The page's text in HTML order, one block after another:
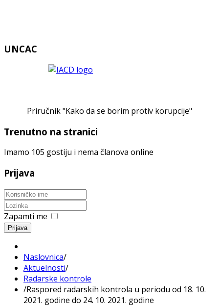
UNCAC
Priručnik "Kako da se borim protiv korupcije"
Trenutno na stranici
Imamo 105 gostiju i nema članova online
Prijava
Zapamti me
Prijava
Naslovnica/
Aktuelnosti/
Radarske kontrole
/Raspored radarskih kontrola u periodu od 18. 10.
2021. godine do 24. 10. 2021. godine